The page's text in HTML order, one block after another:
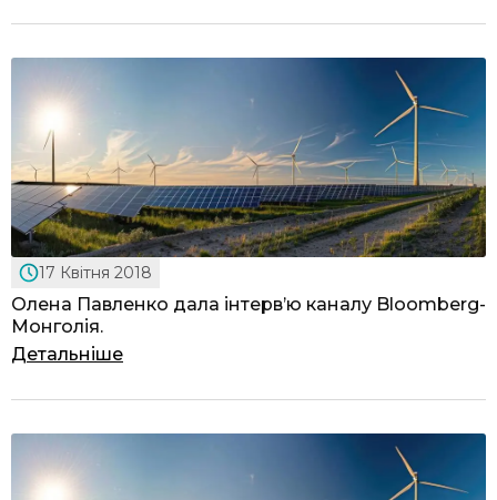
17 Квітня 2018
Олена Павленко дала інтерв’ю каналу Bloomberg-
Монголія.
Детальніше